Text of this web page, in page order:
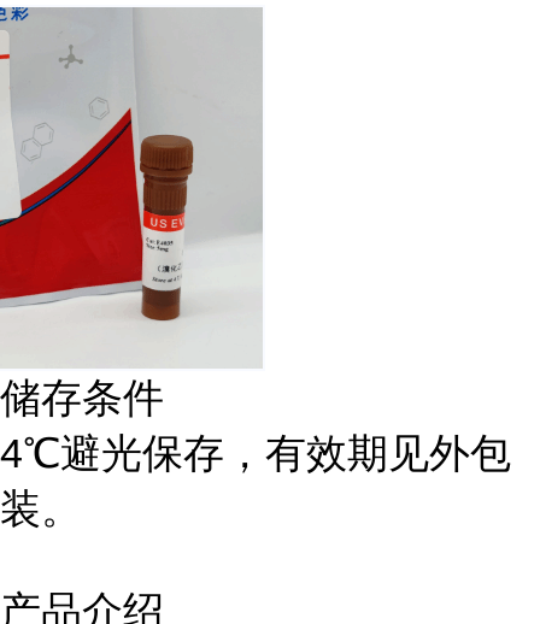
储存条件
4℃避光保存，有效期见外包
装。
产品介绍